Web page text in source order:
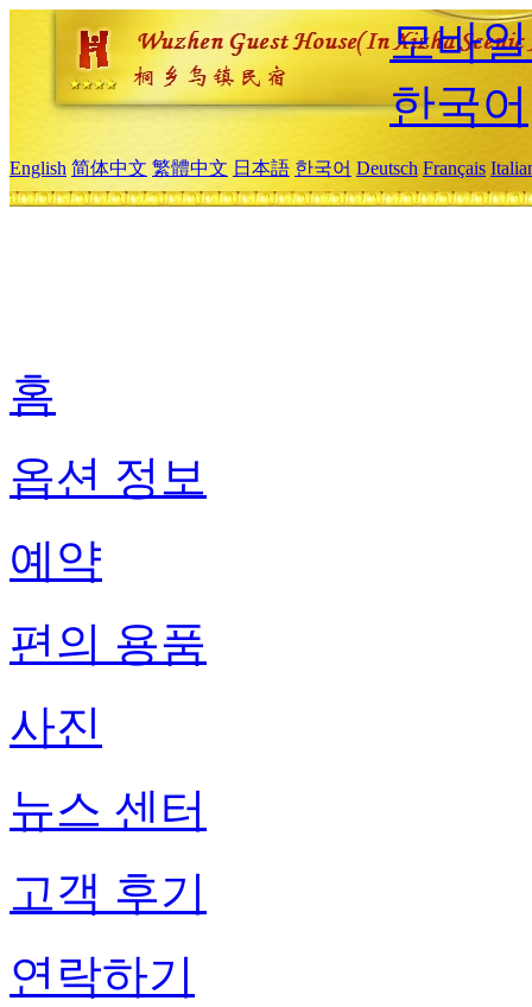
모바
한국어
English 简体中文 繁體中文 日本語 한국어 Deutsch Français
홈
옵션 정보
예약
편의 용품
사진
뉴스 센터
고객 후기
연락하기